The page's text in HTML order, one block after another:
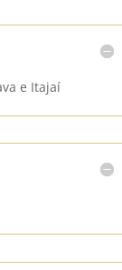
e Itajaí